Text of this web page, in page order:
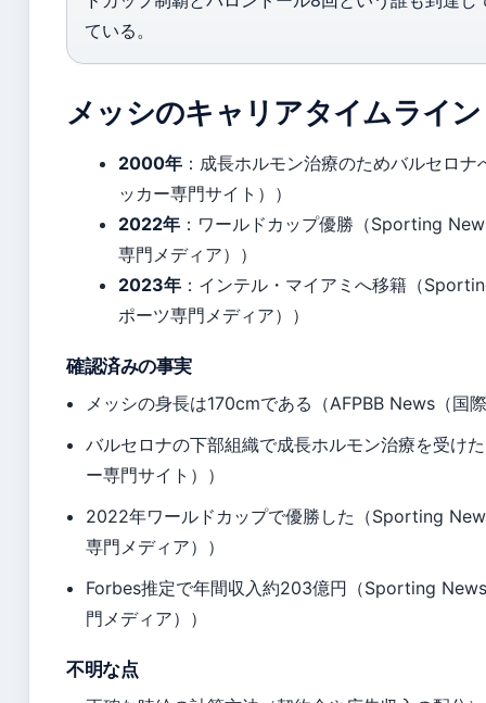
ている。
メッシのキャリアタイムライン
2000年 ：成長ホルモン治療のためバルセロ
ッカー専門サイト））
2022年 ：ワールドカップ優勝（Sporting
専門メディア））
2023年 ：インテル・マイアミへ移籍（
ポーツ専門メディア））
確認済みの事実
メッシの身長は170cmである（AFPBB News（国
バルセロナの下部組織で成長ホルモン治療を受け
ー専門サイト））
2022年ワールドカップで優勝した（Sporting
専門メディア））
Forbes推定で年間収入約203億円（Sporting
門メディア））
不明な点